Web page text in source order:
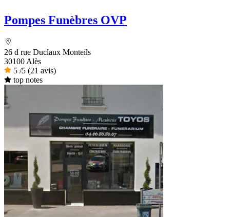
Pompes Funèbres OVP
26 d rue Duclaux Monteils
30100 Alès
5 /5 (21 avis)
top notes